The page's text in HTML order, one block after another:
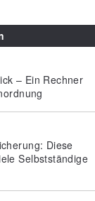
– Ein Rechner
Diese
Selbstständige